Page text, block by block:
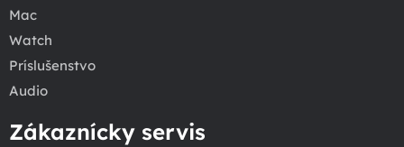
Mac
Watch
Príslušenstvo
Audio
Zákaznícky servis